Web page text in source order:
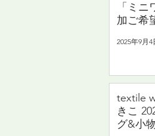
「ミ
加ご希
2025年9月4
textile
きこ
グ&小